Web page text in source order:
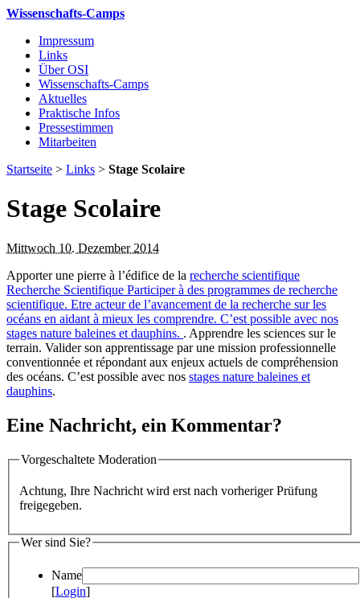
Wissenschafts-Camps
Impressum
Links
Über OSI
Wissenschafts-Camps
Aktuelles
Praktische Infos
Pressestimmen
Mitarbeiten
Startseite > Links > Stage Scolaire
Stage Scolaire
Mittwoch 10. Dezember 2014
Apporter une pierre à l’édifice de la recherche scientifique
Recherche Scientifique Participer à des programmes de recherche
scientifique. Etre acteur de l’avancement de la recherche sur les
océans en aidant à mieux les comprendre. C’est possible avec nos
stages nature baleines et dauphins. . Apprendre les sciences sur le
terrain. Valider son apprentissage par une mission professionnelle
conventionnée et répondant aux enjeux actuels de compréhension
des océans. C’est possible avec nos stages nature baleines et
dauphins.
Eine Nachricht, ein Kommentar?
Vorgeschaltete Moderation
Achtung, Ihre Nachricht wird erst nach vorheriger Prüfung
freigegeben.
Wer sind Sie?
Name
[Login]